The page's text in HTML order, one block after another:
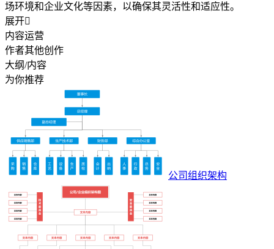
场环境和企业文化等因素，以确保其灵活性和适应性。
展开
内容运营
作者其他创作
大纲/内容
为你推荐
公司组织架构